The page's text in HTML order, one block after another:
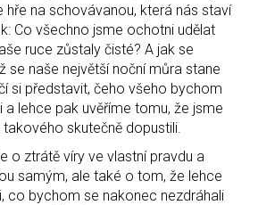
hře na schovávanou, která nás staví
Co všechno jsme ochotni udělat
ruce zůstaly čisté? A jak se
se naše největší noční můra stane
si představit, čeho všeho bychom
a lehce pak uvěříme tomu, že jsme
takového skutečně dopustili.
o ztrátě víry ve vlastní pravdu a
samým, ale také o tom, že lehce
co bychom se nakonec nezdráhali